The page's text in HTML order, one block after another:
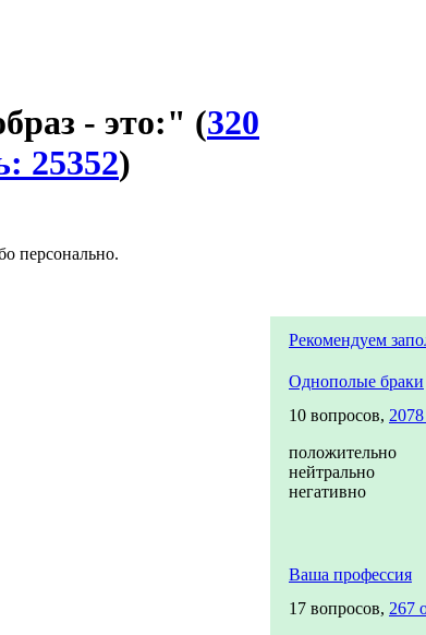
- это:" (320
25352)
персонально.
Рекомендуем
Однополые браки
10 вопросов,
положительно
нейтрально
негативно
Ваша профессия
17 вопросов, 267